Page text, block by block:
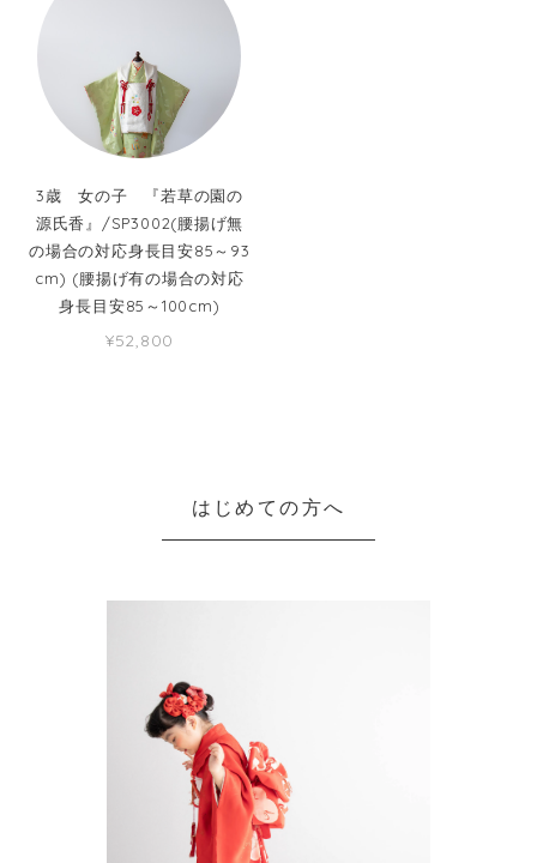
3歳 女の子 『若草の園の
源氏香』/SP3002(腰揚げ無
の場合の対応身長目安85～93
cm) (腰揚げ有の場合の対応
身長目安85～100cm)
¥52,800
はじめての方へ